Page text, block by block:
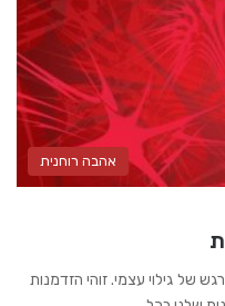
אהבה רוחנית
של גילוי עצמי. זוהי הזדמנות